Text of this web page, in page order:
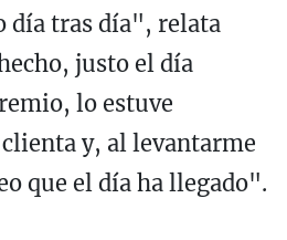
día tras día", relata
justo el día
lo estuve
y, al levantarme
que el día ha llegado".